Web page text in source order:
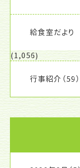
給食室だより
(1,056)
行事紹介 （59）